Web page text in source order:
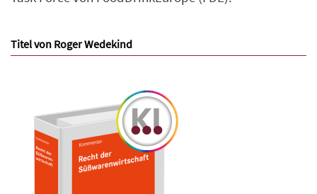
Titel von Roger Wedekind